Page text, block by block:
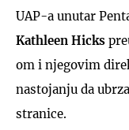
UAP-a unutar
Kathleen Hicks
om i njegovim
nastojanju da
stranice.